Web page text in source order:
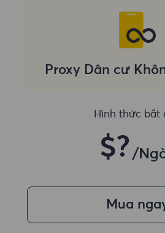
Proxy Dân cư
Hình thức bắt
$? /
Mua